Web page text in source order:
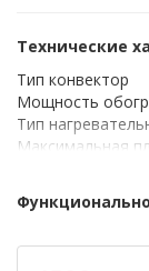
Технические
Тип конвектор
Мощность
Тип
Максимальная
Напряжение
Вентиляция без